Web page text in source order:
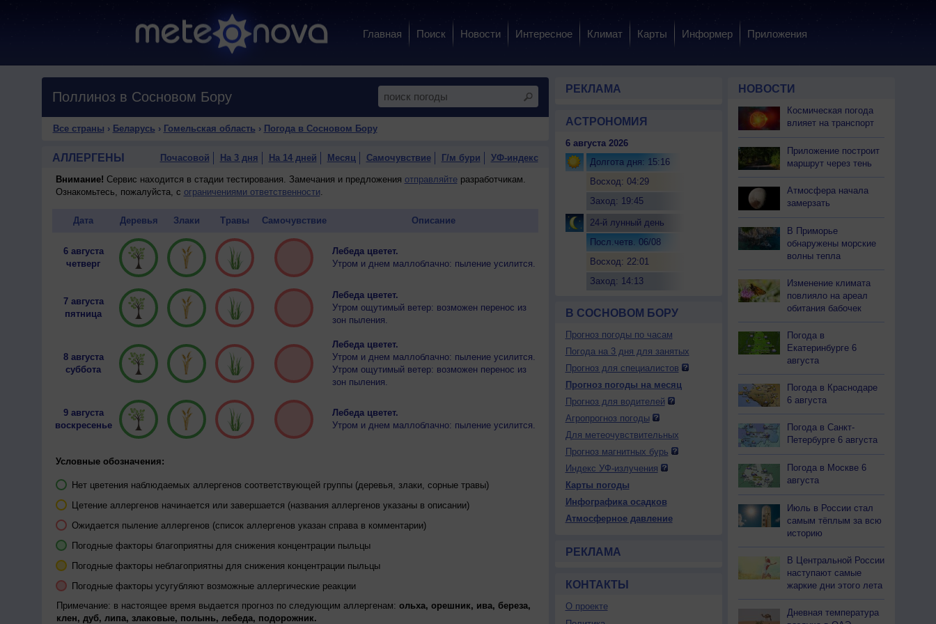
Главная Поиск Новости Интересное Климат Карты Информер Приложения
Поллиноз в Сосновом Бору
Все страны › Беларусь › Гомельская область › Погода в Сосновом Бору
АЛЛЕРГЕНЫ Почасовой На 3 дня На 14 дней Месяц Самочувствие Г/м бури УФ-индекс
Внимание! Сервис находится в стадии тестирования. Замечания и предложения отправляйтеразработчикам.
Ознакомьтесь, пожалуйста, с ограничениями ответственности.
Дата Деревья Злаки Травы Самочувствие Описание
6 августа
четверг
Лебеда цветет.
Утром и днем маллоблачно: пыление усилится.
7 августа
пятница
Лебеда цветет.
Утром ощутимый ветер: возможен перенос из
зон пыления.
8 августа
суббота
Лебеда цветет.
Утром и днем маллоблачно: пыление усилится.
Утром ощутимый ветер: возможен перенос из
зон пыления.
9 августа
воскресенье
Лебеда цветет.
Утром и днем маллоблачно: пыление усилится.
Условные обозначения:
Нет цветения наблюдаемых аллергенов соответствующей группы (деревья, злаки, сорные травы)
Цетение аллергенов начинается или завершается (названия аллергенов указаны в описании)
Ожидается пыление аллергенов (список аллергенов указан справа в комментарии)
Погодные факторы благоприятны для снижения концентрации пыльцы
Погодные факторы неблагоприятны для снижения концентрации пыльцы
Погодные факторы усугубляют возможные аллергические реакции
Примечание: в настоящее время выдается прогноз по следующим аллергенам: ольха, орешник, ива, береза,
клен, дуб, липа, злаковые, полынь, лебеда, подорожник.
РЕКЛАМА
АСТРОНОМИЯ
6 августа 2026
Долгота дня: 15:16
Восход: 04:29
Заход: 19:45
24-й лунный день
Посл.четв. 06/08
Восход: 22:01
Заход: 14:13
В СОСНОВОМ БОРУ
Прогноз погоды по часам
Погода на 3 дня для занятых
Прогноз для специалистов
Прогноз погоды на месяц
Прогноз для водителей
Агропрогноз погоды
Для метеочувствительных
Прогноз магнитных бурь
Индекс УФ-излучения
Карты погоды
Инфографика осадков
Атмосферное давление
РЕКЛАМА
КОНТАКТЫ
О проекте
НОВОСТИ
Космическая погода
влияет на транспорт
Приложение построит
маршрут через тень
Атмосфера начала
замерзать
В Приморье
обнаружены морские
волны тепла
Изменение климата
повлияло на ареал
обитания бабочек
Погода в
Екатеринбурге 6
августа
Погода в Краснодаре
6 августа
Погода в Санкт-
Петербурге 6 августа
Погода в Москве 6
августа
Июль в России стал
самым тёплым за всю
историю
В Центральной России
наступают самые
жаркие дни этого лета
Дневная температура